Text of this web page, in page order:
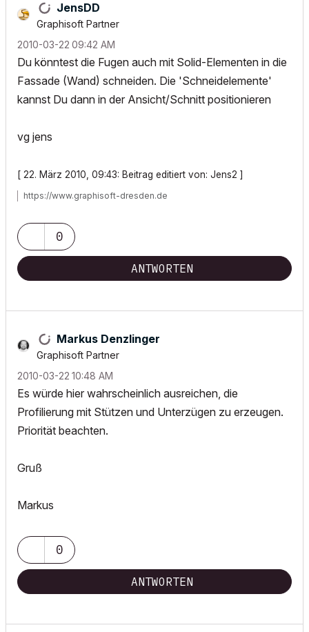
JensDD
Graphisoft Partner
‎2010-03-22 09:42 AM
Du könntest die Fugen auch mit Solid-Elementen in die
Fassade (Wand) schneiden. Die 'Schneidelemente'
kannst Du dann in der Ansicht/Schnitt positionieren
vg jens
[ 22. März 2010, 09:43: Beitrag editiert von: Jens2 ]
https://www.graphisoft-dresden.de
0
ANTWORTEN
Markus Denzlinger
Graphisoft Partner
‎2010-03-22 10:48 AM
Es würde hier wahrscheinlich ausreichen, die
Profilierung mit Stützen und Unterzügen zu erzeugen.
Priorität beachten.
Gruß
Markus
0
ANTWORTEN